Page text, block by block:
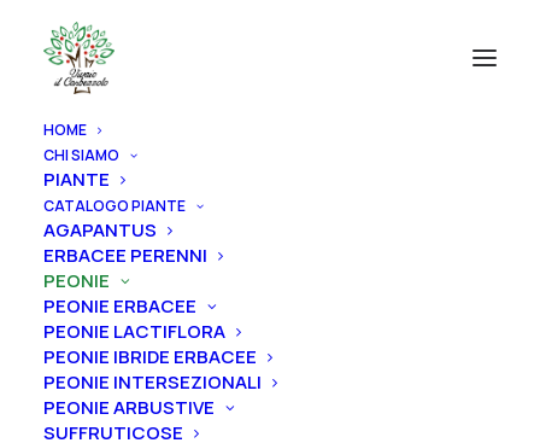
HOME
CHI SIAMO
PIANTE
CATALOGO PIANTE
AGAPANTUS
ERBACEE PERENNI
PEONIE
PEONIE ERBACEE
PEONIE LACTIFLORA
PEONIE IBRIDE ERBACEE
PEONIE INTERSEZIONALI
PEONIE ARBUSTIVE
SUFFRUTICOSE